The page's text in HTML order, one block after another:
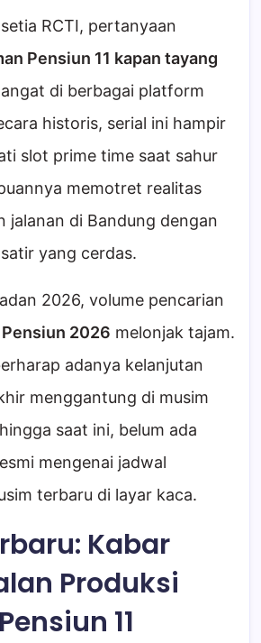
RCTI, pertanyaan
Pensiun 11 kapan tayang
di berbagai platform
historis, serial ini hampir
slot prime time saat sahur
memotret realitas
jalanan di Bandung dengan
yang cerdas.
2026, volume pencarian
2026 melonjak tajam.
adanya kelanjutan
menggantung di musim
saat ini, belum ada
mengenai jadwal
terbaru di layar kaca.
Kabar
Produksi
11